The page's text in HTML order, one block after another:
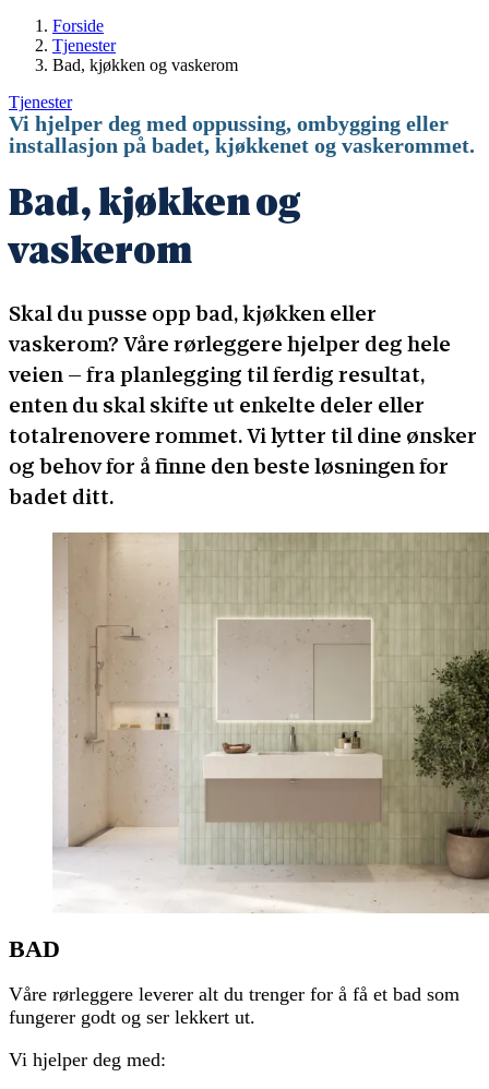
Forside
Tjenester
Bad, kjøkken og vaskerom
Tjenester
Vi hjelper deg med oppussing, ombygging eller
installasjon på badet, kjøkkenet og vaskerommet.
Bad, kjøkken og
vaskerom
Skal du pusse opp bad, kjøkken eller
vaskerom? Våre rørleggere hjelper deg hele
veien – fra planlegging til ferdig resultat,
enten du skal skifte ut enkelte deler eller
totalrenovere rommet. Vi lytter til dine ønsker
og behov for å finne den beste løsningen for
badet ditt.
BAD
Våre rørleggere leverer alt du trenger for å få et bad som
fungerer godt og ser lekkert ut.
Vi hjelper deg med: